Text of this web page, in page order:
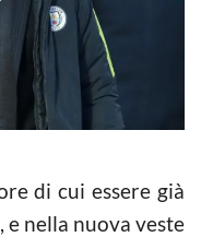
di cui essere già
nella nuova veste